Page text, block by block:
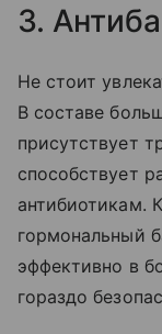
3.
Не стоит
В составе
присутствует
способствует
антибиотикам.
гормональный
эффективно в
гораздо